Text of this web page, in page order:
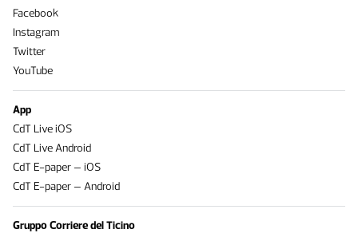
Facebook
Instagram
Twitter
YouTube
App
CdT Live iOS
CdT Live Android
CdT E-paper – iOS
CdT E-paper – Android
Gruppo Corriere del Ticino